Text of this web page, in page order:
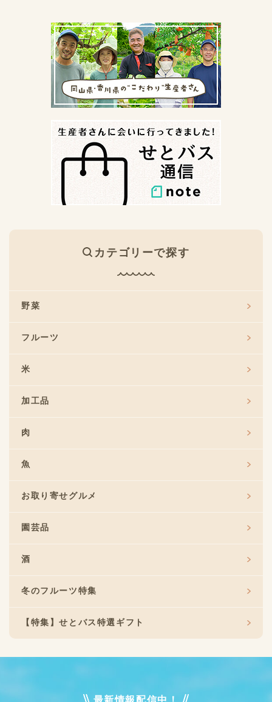
カテゴリーで探す
野菜
フルーツ
米
加工品
肉
魚
お取り寄せグルメ
園芸品
酒
冬のフルーツ特集
【特集】せとバス特選ギフト
最新情報配信中！